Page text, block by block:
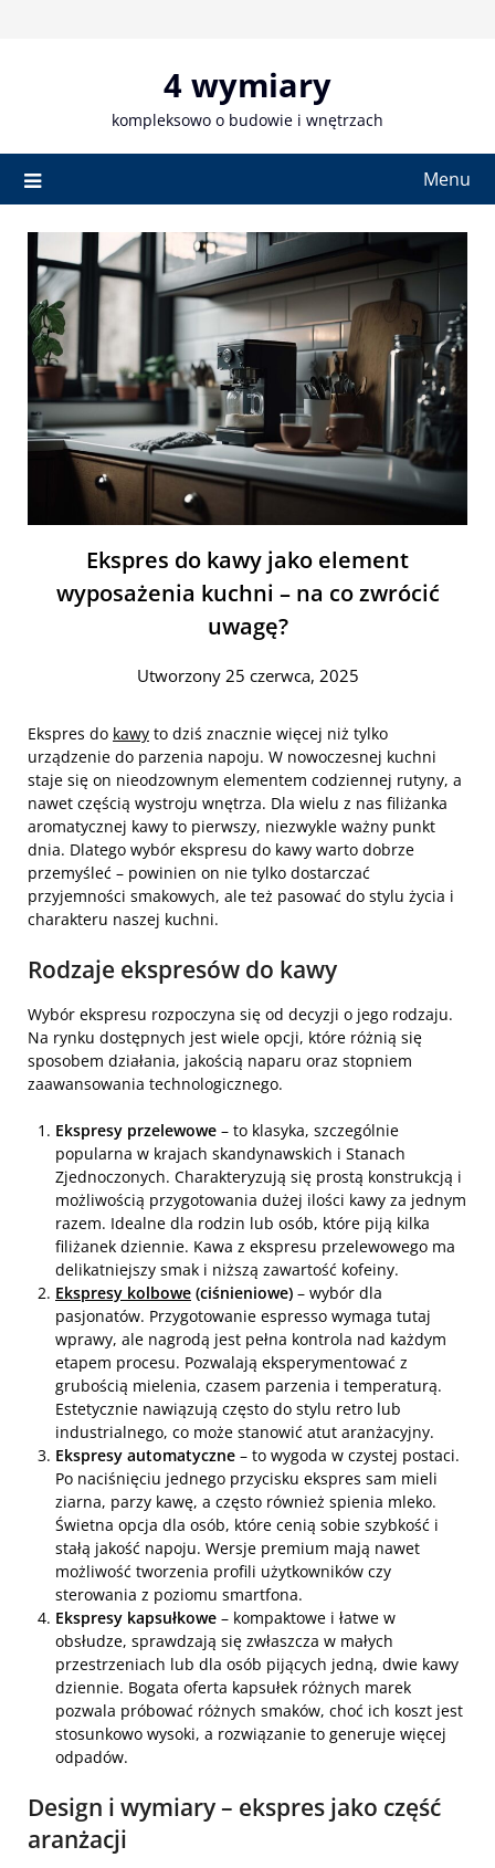
4 wymiary
kompleksowo o budowie i wnętrzach
Menu
Ekspres do kawy jako element
wyposażenia kuchni – na co zwrócić
uwagę?
Utworzony 25 czerwca, 2025
Ekspres do kawy to dziś znacznie więcej niż tylko
urządzenie do parzenia napoju. W nowoczesnej kuchni
staje się on nieodzownym elementem codziennej rutyny, a
nawet częścią wystroju wnętrza. Dla wielu z nas filiżanka
aromatycznej kawy to pierwszy, niezwykle ważny punkt
dnia. Dlatego wybór ekspresu do kawy warto dobrze
przemyśleć – powinien on nie tylko dostarczać
przyjemności smakowych, ale też pasować do stylu życia i
charakteru naszej kuchni.
Rodzaje ekspresów do kawy
Wybór ekspresu rozpoczyna się od decyzji o jego rodzaju.
Na rynku dostępnych jest wiele opcji, które różnią się
sposobem działania, jakością naparu oraz stopniem
zaawansowania technologicznego.
Ekspresy przelewowe – to klasyka, szczególnie
popularna w krajach skandynawskich i Stanach
Zjednoczonych. Charakteryzują się prostą konstrukcją i
możliwością przygotowania dużej ilości kawy za jednym
razem. Idealne dla rodzin lub osób, które piją kilka
filiżanek dziennie. Kawa z ekspresu przelewowego ma
delikatniejszy smak i niższą zawartość kofeiny.
Ekspresy kolbowe (ciśnieniowe) – wybór dla
pasjonatów. Przygotowanie espresso wymaga tutaj
wprawy, ale nagrodą jest pełna kontrola nad każdym
etapem procesu. Pozwalają eksperymentować z
grubością mielenia, czasem parzenia i temperaturą.
Estetycznie nawiązują często do stylu retro lub
industrialnego, co może stanowić atut aranżacyjny.
Ekspresy automatyczne – to wygoda w czystej postaci.
Po naciśnięciu jednego przycisku ekspres sam mieli
ziarna, parzy kawę, a często również spienia mleko.
Świetna opcja dla osób, które cenią sobie szybkość i
stałą jakość napoju. Wersje premium mają nawet
możliwość tworzenia profili użytkowników czy
sterowania z poziomu smartfona.
Ekspresy kapsułkowe – kompaktowe i łatwe w
obsłudze, sprawdzają się zwłaszcza w małych
przestrzeniach lub dla osób pijących jedną, dwie kawy
dziennie. Bogata oferta kapsułek różnych marek
pozwala próbować różnych smaków, choć ich koszt jest
stosunkowo wysoki, a rozwiązanie to generuje więcej
odpadów.
Design i wymiary – ekspres jako część
aranżacji